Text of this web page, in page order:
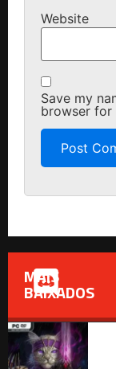
Website
Save my
browser for
MAIS
BAIXADOS